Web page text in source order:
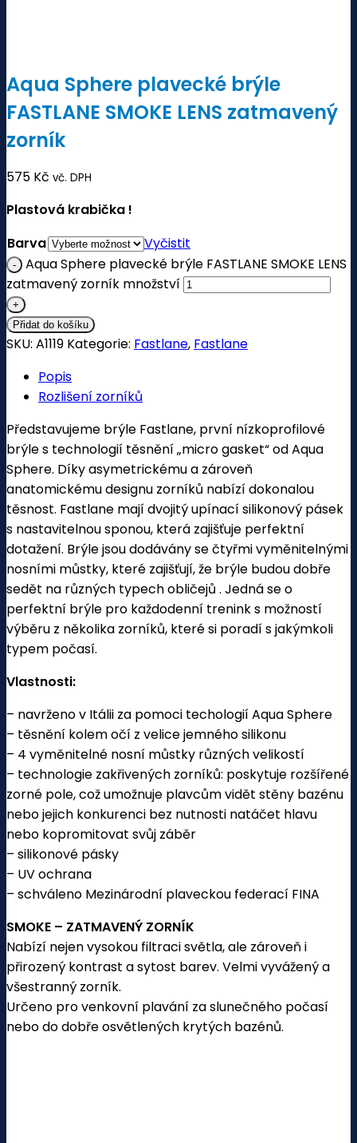
Aqua Sphere plavecké brýle
FASTLANE SMOKE LENS zatmavený
zorník
575 Kč vč. DPH
Plastová krabička !
Barva
Vyčistit
Aqua Sphere plavecké brýle FASTLANE SMOKE LENS
zatmavený zorník množství
Přidat do košíku
SKU: A1119 Kategorie: Fastlane, Fastlane
Popis
Rozlišení zorníků
Představujeme brýle Fastlane, první nízkoprofilové
brýle s technologií těsnění „micro gasket“ od Aqua
Sphere. Díky asymetrickému a zároveň
anatomickému designu zorníků nabízí dokonalou
těsnost. Fastlane mají dvojitý upínací silikonový pásek
s nastavitelnou sponou, která zajišťuje perfektní
dotažení. Brýle jsou dodávány se čtyřmi vyměnitelnými
nosními můstky, které zajišťují, že brýle budou dobře
sedět na různých typech obličejů . Jedná se o
perfektní brýle pro každodenní trenink s možností
výběru z několika zorníků, které si poradí s jakýmkoli
typem počasí.
Vlastnosti:
– navrženo v Itálii za pomoci techologií Aqua Sphere
– těsnění kolem očí z velice jemného silikonu
– 4 vyměnitelné nosní můstky různých velikostí
– technologie zakřivených zorníků: poskytuje rozšířené
zorné pole, což umožnuje plavcům vidět stěny bazénu
nebo jejich konkurenci bez nutnosti natáčet hlavu
nebo kopromitovat svůj záběr
– silikonové pásky
– UV ochrana
– schváleno Mezinárodní plaveckou federací FINA
SMOKE – ZATMAVENÝ ZORNÍK
Nabízí nejen vysokou filtraci světla, ale zároveň i
přirozený kontrast a sytost barev. Velmi vyvážený a
všestranný zorník.
Určeno pro venkovní plavání za slunečného počasí
nebo do dobře osvětlených krytých bazénů.